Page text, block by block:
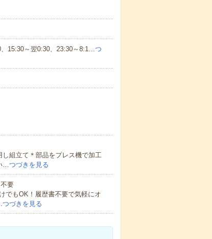
15:30～翌0:30、23:30～8:1…つ
組立て＊部品をプレス機で加工
…つづきを見る
要
もOK！履歴書不要で気軽にオ
つづきを見る